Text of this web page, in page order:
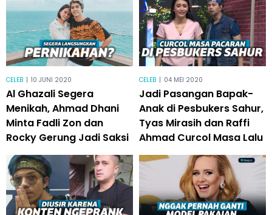
CELEB | 10 JUNI 2020
Al Ghazali Segera
Menikah, Ahmad Dhani
Minta Fadli Zon dan
Rocky Gerung Jadi Saksi
CELEB | 04 MEI 2020
Jadi Pasangan Bapak-
Anak di Pesbukers Sahur,
Tyas Mirasih dan Raffi
Ahmad Curcol Masa Lalu